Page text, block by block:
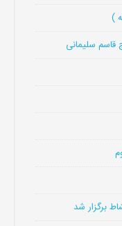
قاسم سلیمانی
برگزار شد